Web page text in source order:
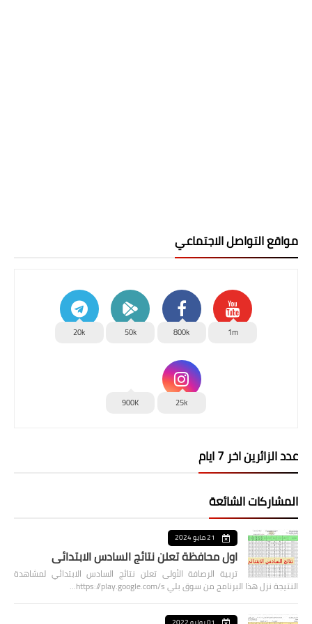
مواقع التواصل الاجتماعي
1m
800k
50k
20k
25k
900K
عدد الزائرين اخر 7 ايام
المشاركات الشائعة
21 مايو 2024
اول محافظة تعلن نتائج السادس الابتدائي
تربية الرصافة الأولى تعلن نتائج السادس الابتدائي لمشاهدة
النتيجة نزل هذا البرنامج من سوق بلي https://play.google.com/s…